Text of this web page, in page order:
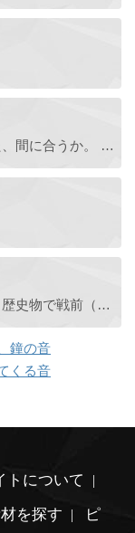
作曲、演奏：真島こころ。 手を伸ばした、間に合うか。 宙に落ちていくあなたの手を掴もうと 腕を思いっきり伸ばす。前のめりになって 名前を強く、叫んだ。
作曲、演奏：真島こころ。 時代劇・城・歴史物で戦前（出陣前）に戦闘態勢を整えているような緊張感があるピアノソロです。
鐘の音
くる音
トについて
を探す ピ